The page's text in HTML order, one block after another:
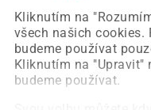
Kliknutím na
všech našich cookies.
budeme používat
Kliknutím na "Upravit"
budeme používat.
Obnovit